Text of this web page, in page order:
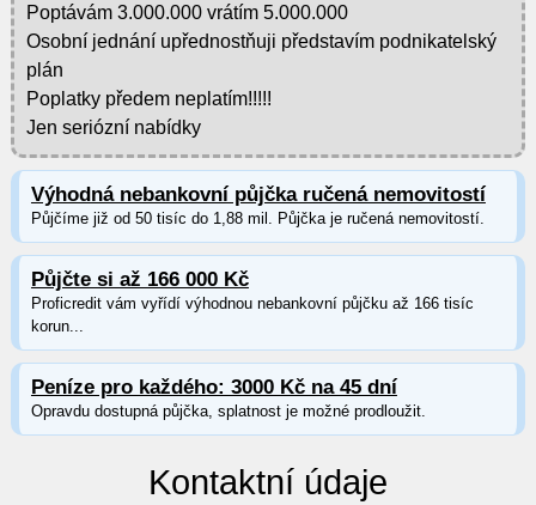
Poptávám 3.000.000 vrátím 5.000.000
Osobní jednání upřednostňuji představím podnikatelský
plán
Poplatky předem neplatím!!!!!
Jen seriózní nabídky
Výhodná nebankovní půjčka ručená nemovitostí
Půjčíme již od 50 tisíc do 1,88 mil. Půjčka je ručená nemovitostí.
Půjčte si až 166 000 Kč
Proficredit vám vyřídí výhodnou nebankovní půjčku až 166 tisíc
korun...
Peníze pro každého: 3000 Kč na 45 dní
Opravdu dostupná půjčka, splatnost je možné prodloužit.
Kontaktní údaje